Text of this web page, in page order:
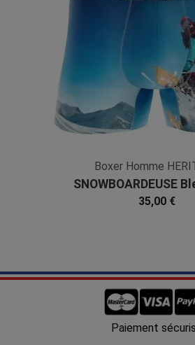
Boxer Homme
SNOWBOARDEUSE
Microfibre
35,00 €
Livraison offerte en France à